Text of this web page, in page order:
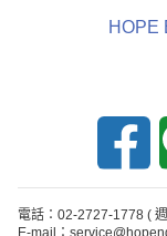
HOPE
電話：02-2727-1778 (
E-mail：